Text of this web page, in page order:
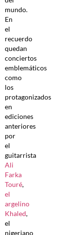
mundo.
En
el
recuerdo
quedan
conciertos
emblemáticos
como
los
protagonizados
en
ediciones
anteriores
por
el
guitarrista
Ali
Farka
Touré,
el
argelino
Khaled,
el
nigeriano